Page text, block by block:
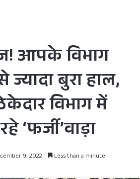
आपके विभाग
बुरा हाल,
विभाग में
‘फर्जी’वाड़ा
9, 2022 Less than a minute